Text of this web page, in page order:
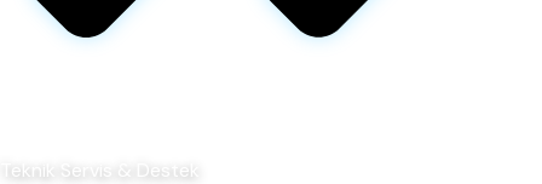
Teknik Servis & Destek